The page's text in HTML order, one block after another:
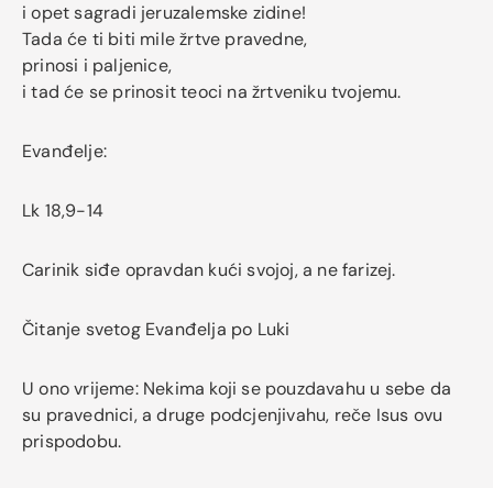
i opet sagradi jeruzalemske zidine!
Tada će ti biti mile žrtve pravedne,
prinosi i paljenice,
i tad će se prinosit teoci na žrtveniku tvojemu.
Evanđelje:
Lk 18,9-14
Carinik siđe opravdan kući svojoj, a ne farizej.
Čitanje svetog Evanđelja po Luki
U ono vrijeme: Nekima koji se pouzdavahu u sebe da
su pravednici, a druge podcjenjivahu, reče Isus ovu
prispodobu.